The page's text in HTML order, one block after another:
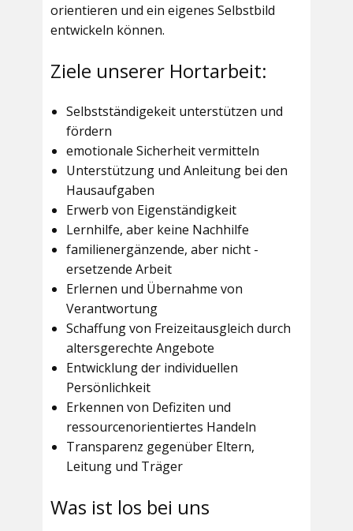
orientieren und ein eigenes Selbstbild
entwickeln können.
Ziele unserer Hortarbeit:
Selbstständigekeit unterstützen und
fördern
emotionale Sicherheit vermitteln
Unterstützung und Anleitung bei den
Hausaufgaben
Erwerb von Eigenständigkeit
Lernhilfe, aber keine Nachhilfe
familienergänzende, aber nicht -
ersetzende Arbeit
Erlernen und Übernahme von
Verantwortung
Schaffung von Freizeitausgleich durch
altersgerechte Angebote
Entwicklung der individuellen
Persönlichkeit
Erkennen von Defiziten und
ressourcenorientiertes Handeln
Transparenz gegenüber Eltern,
Leitung und Träger
Was ist los bei uns